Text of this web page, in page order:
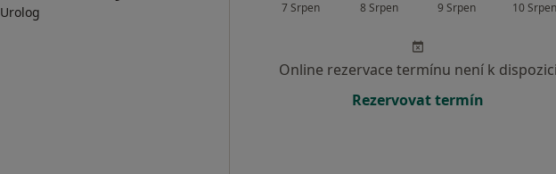
Urolog 7 Srpen 8 Srpen 9 Srpen 10 Srpen
Online rezervace termínu není k dispozici
Rezervovat termín